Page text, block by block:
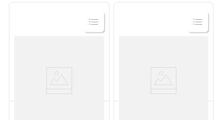
Ver
Producto
Ver
Producto